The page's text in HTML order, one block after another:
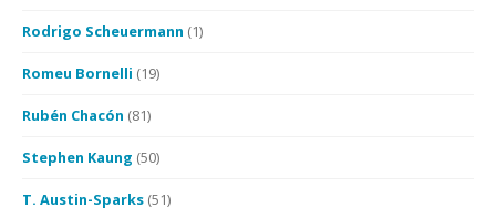
Rodrigo Scheuermann (1)
Romeu Bornelli (19)
Rubén Chacón (81)
Stephen Kaung (50)
T. Austin-Sparks (51)